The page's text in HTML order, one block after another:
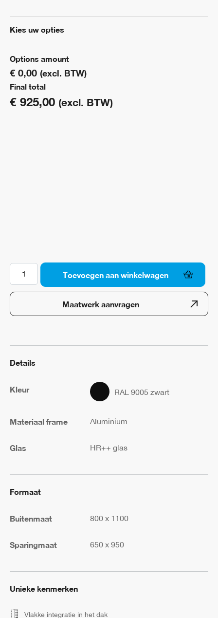
Kies uw opties
Options amount
€ 0,00 (excl. BTW)
Final total
€ 925,00 (excl. BTW)
Toevoegen aan winkelwagen
Maatwerk aanvragen
Details
Kleur RAL 9005 zwart
Materiaal frame Aluminium
Glas HR++ glas
Formaat
Buitenmaat 800 x 1100
Sparingmaat 650 x 950
Unieke kenmerken
Vlakke integratie in het dak